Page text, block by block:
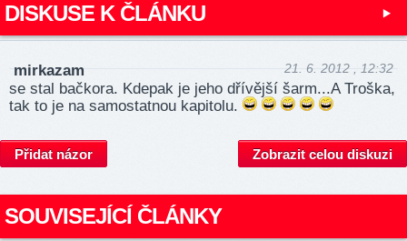
DISKUSE K ČLÁNKU
mirkazam 21. 6. 2012 , 12:32
se stal bačkora. Kdepak je jeho dřívější šarm...A Troška,
tak to je na samostatnou kapitolu.
Přidat názor Zobrazit celou diskuzi
SOUVISEJÍCÍ ČLÁNKY